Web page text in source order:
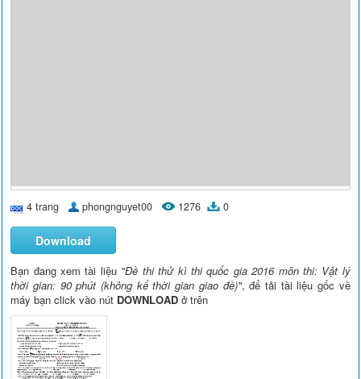
4 trang phongnguyet00 1276 0
Download
Bạn đang xem tài liệu "Đề thi thử kì thi quốc gia 2016 môn thi: Vật lý
thời gian: 90 phút (không kể thời gian giao đề)", để tải tài liệu gốc về
máy bạn click vào nút DOWNLOAD ở trên